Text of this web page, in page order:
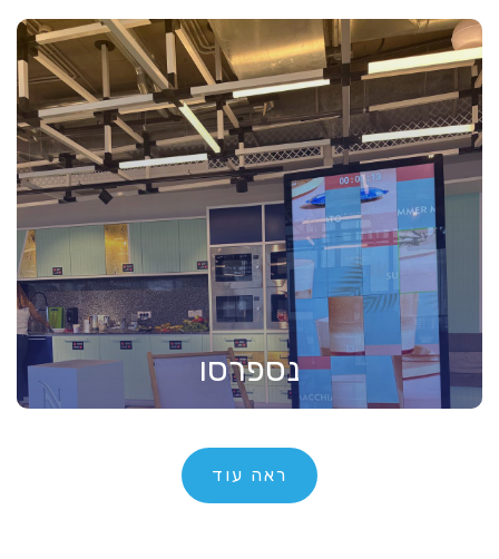
נספרסו
ראה עוד